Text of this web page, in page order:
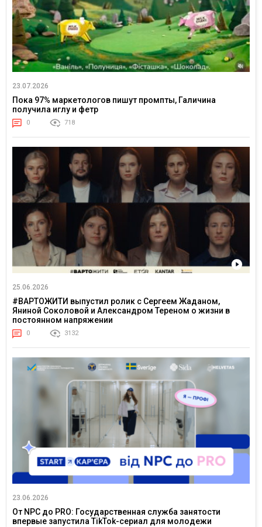
23.07.2026
Пока 97% маркетологов пишут промпты, Галичина
получила иглу и фетр
0 718
25.06.2026
#ВАРТОЖИТИ выпустил ролик с Сергеем Жаданом,
Яниной Соколовой и Александром Тереном о жизни в
постоянном напряжении
0 3132
23.06.2026
От NPC до PRO: Государственная служба занятости
впервые запустила TikTok-сериал для молодежи